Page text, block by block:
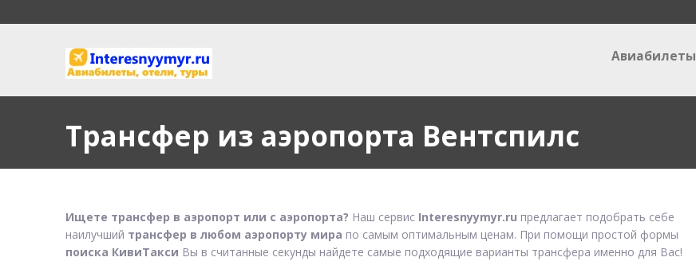
Авиабилеты
Трансфер из аэропорта Вентспилс
Ищете трансфер в аэропорт или с аэропорта? Наш сервис Interesnyymyr.ru предлагает подобрать себе
наилучший трансфер в любом аэропорту мира по самым оптимальным ценам. При помощи простой формы
поиска КивиТакси Вы в считанные секунды найдете самые подходящие варианты трансфера именно для Вас!